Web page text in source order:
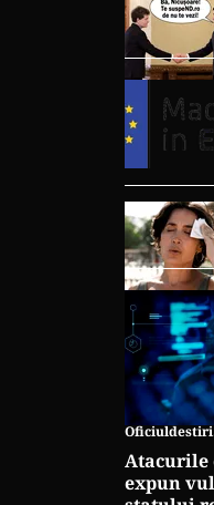
Atacurile
expun